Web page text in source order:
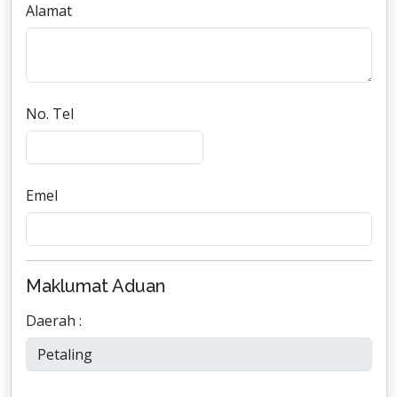
Alamat
No. Tel
Emel
Maklumat Aduan
Daerah :